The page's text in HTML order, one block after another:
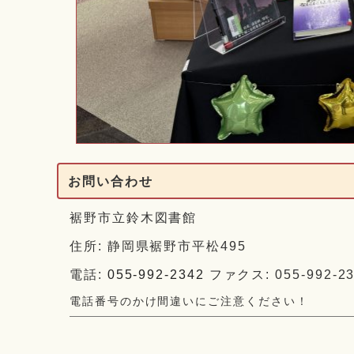
お問い合わせ
裾野市立鈴木図書館
住所: 静岡県裾野市平松495
電話: 055-992-2342 ファクス: 055-992-
電話番号のかけ間違いにご注意ください！